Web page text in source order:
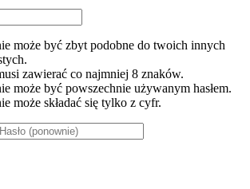
może być zbyt podobne do twoich innych
zawierać co najmniej 8 znaków.
może być powszechnie używanym hasłem.
może składać się tylko z cyfr.